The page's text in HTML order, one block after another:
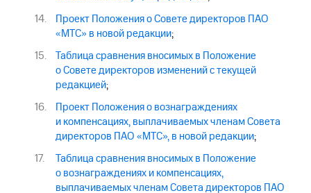
Проект Положения о Совете директоров ПАО
«МТС» в новой редакции;
Таблица сравнения вносимых в Положение
о Совете директоров изменений с текущей
редакцией;
Проект Положения о вознаграждениях
и компенсациях, выплачиваемых членам Совета
директоров ПАО «МТС», в новой редакции;
Таблица сравнения вносимых в Положение
о вознаграждениях и компенсациях,
выплачиваемых членам Совета директоров ПАО